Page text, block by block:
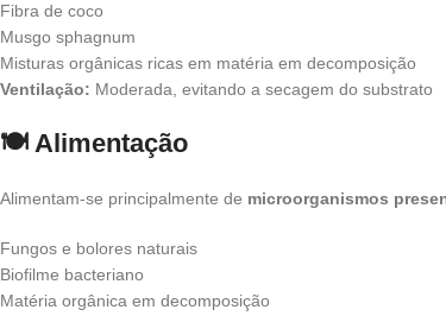
Fibra de coco
Musgo sphagnum
Misturas orgânicas ricas em matéria em decomposição
Ventilação: Moderada, evitando a secagem do substrato
🍽️ Alimentação
Alimentam-se principalmente de microorganismos
Fungos e bolores naturais
Biofilme bacteriano
Matéria orgânica em decomposição